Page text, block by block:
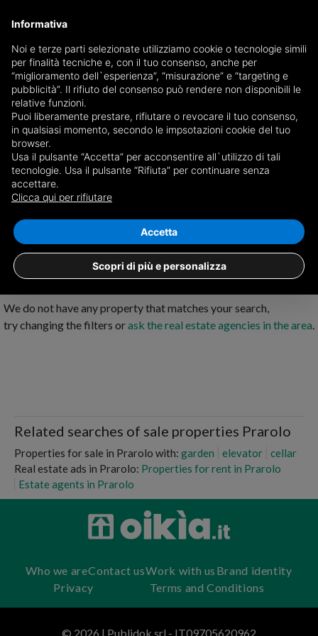
Receive a copy of the newspaper by mail
Choose newspaper
No results for
Prarolo
We do not have any property that matches your search,
try changing the filters orask the real estate agencies in the area.
Related searches of sale properties Prarolo
Properties for sale in Prarolo with: garden elevator
cellar
Real estate ads in Prarolo: Properties for rent in Prarolo
Estate agents in Prarolo
Who we areContact usWork with us Brand identity
Privacy
Terms and Conditions
© 2026 | Publidok srl - IT09705620962
Informativa
Noi e terze parti selezionate utilizziamo cookie o tecnologie simili
per finalità tecniche e, con il tuo consenso, anche per
“miglioramento dell`esperienza”, “misurazione” e “targeting e
pubblicità”. Il rifiuto del consenso può rendere non disponibili le
relative funzioni.
Puoi liberamente prestare, rifiutare o revocare il tuo consenso,
in qualsiasi momento, secondo le impsotazioni cookie del tuo
browser.
Usa il pulsante “Accetta” per acconsentire all`utilizzo di tali
tecnologie. Usa il pulsante “Rifiuta” per continuare senza
accettare.
Clicca qui per rifiutare
Scopri di più e personalizza
Accetta